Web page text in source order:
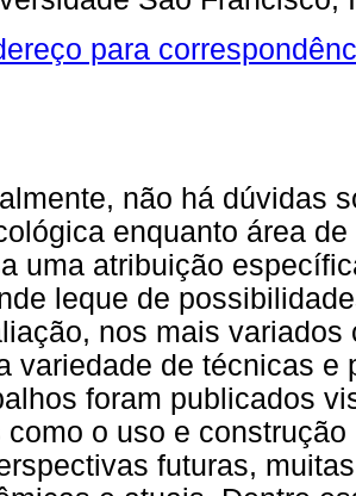
para
não há dúvidas
enquanto área
uma atribuição
leque de
nos mais
variedade de técnicas e
foram publicados
como o uso e
futuras,